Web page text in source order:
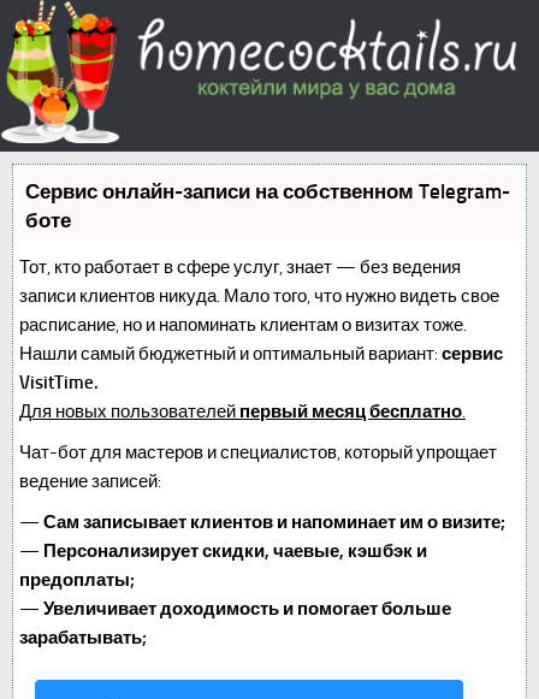
Сервис онлайн-записи на собственном Telegram-
боте
Тот, кто работает в сфере услуг, знает — без ведения
записи клиентов никуда. Мало того, что нужно видеть свое
расписание, но и напоминать клиентам о визитах тоже.
Нашли самый бюджетный и оптимальный вариант: сервис
VisitTime.
Для новых пользователей первый месяц бесплатно.
Чат-бот для мастеров и специалистов, который упрощает
ведение записей:
— Сам записывает клиентов и напоминает им о визите;
— Персонализирует скидки, чаевые, кэшбэк и
предоплаты;
— Увеличивает доходимость и помогает больше
зарабатывать;